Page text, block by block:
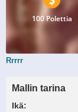
100 Polettia
Rrrrr
Mallin tarina
Ikä: